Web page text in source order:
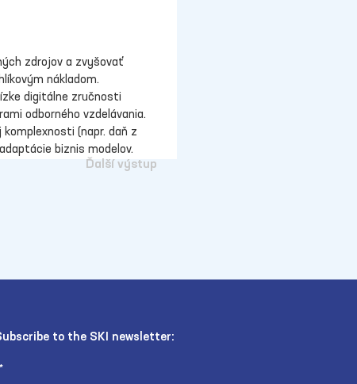
zdrojov a zvyšovať
nákladom.
digitálne zručnosti
odborného vzdelávania.
(napr. daň z
biznis modelov.
Ďalší výstup
to the SKI newsletter: